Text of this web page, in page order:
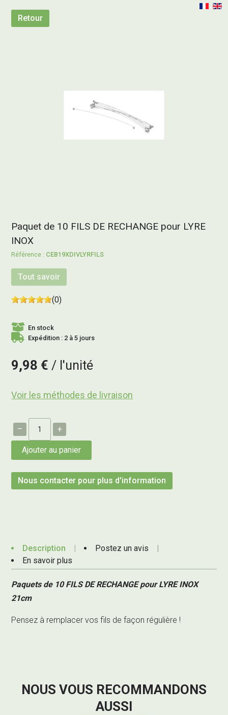
Retour
Paquet de 10 FILS DE RECHANGE pour LYRE
INOX
CEB19XDIVLYRFILS
Tout savoir
(0)
En stock
Expédition : 2 à 5 jours
9,98 € l'unité
Voir les méthodes de livraison
– +
Ajouter au panier
Nous contacter pour plus d'information
Description
Postez un avis
En savoir plus
Paquets de 10 FILS DE RECHANGE pour LYRE INOX
21cm
Pensez à remplacer vos fils de façon régulière !
NOUS VOUS RECOMMANDONS
AUSSI